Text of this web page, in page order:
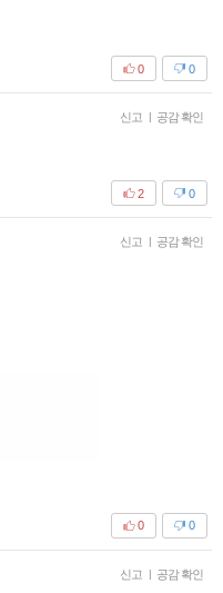
0
0
신고 | 공감 확인
0
2
신고 | 공감 확인
0
0
신고 | 공감 확인